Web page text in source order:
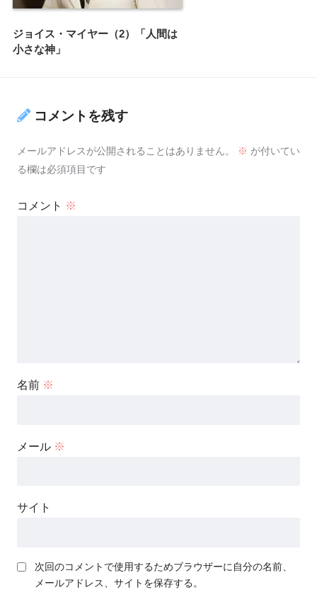
ジョイス・マイヤー（2）「人間は
小さな神」
コメントを残す
メールアドレスが公開されることはありません。 ※ が付いてい
る欄は必須項目です
コメント ※
名前 ※
メール ※
サイト
次回のコメントで使用するためブラウザーに自分の名前、
メールアドレス、サイトを保存する。